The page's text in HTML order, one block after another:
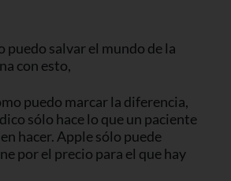
puedo salvar el mundo de la
con esto,
puedo marcar la diferencia,
sólo hace lo que un paciente
hacer. Apple sólo puede
por el precio para el que hay